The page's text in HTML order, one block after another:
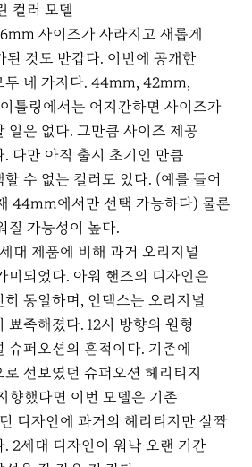
컬러 모델
사이즈가 사라지고 새롭게
것도 반갑다. 이번에 공개한
두 네 가지다. 44mm, 42mm,
틀링에서는 어지간하면 사이즈가
일은 없다. 그만큼 사이즈 제공
다만 아직 출시 초기인 만큼
수 없는 컬러도 있다. (예를 들어
44mm에서만 선택 가능하다) 물론
질 가능성이 높다.
대 제품에 비해 과거 오리지널
미되었다. 아워 핸즈의 디자인은
동일하며, 인덱스는 오리지널
뾰족해졌다. 12시 방향의 원형
슈퍼오션의 흔적이다. 기존에
선보였던 슈퍼오션 헤리티지
향했다면 이번 모델은 기존
디자인에 과거의 헤리티지만 살짝
2세대 디자인이 워낙 오랜 기간